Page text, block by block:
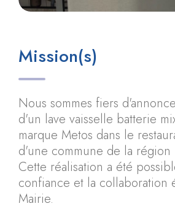
Mission(s)
Nous sommes fiers
d'un lave vaisselle batterie
marque Metos dans le
d'une commune de la région
Cette réalisation a été
confiance et la collaboration
Mairie.